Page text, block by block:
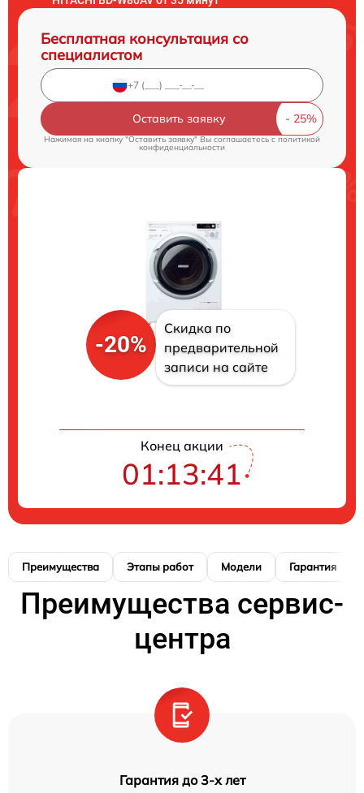
Бесплатная консультация со
специалистом
Оставить заявку
Нажимая на кнопку "Оставить заявку" Вы соглашаетесь cполитикой
конфиденциальности
-20%
Скидка по
предварительной
записи на сайте
Конец акции
01:13:41
Преимущества Этапы работ Модели Гарантия
Преимущества сервис-
центра
Гарантия до 3-х лет